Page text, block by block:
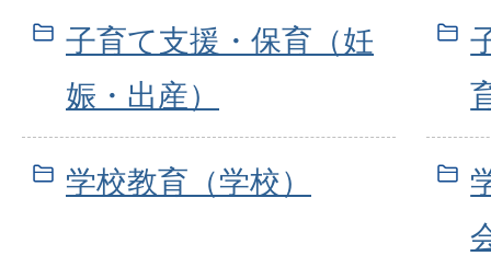
子育て支援・保育（妊
娠・出産）
学校教育（学校）